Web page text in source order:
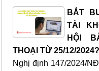
BẮT
TÀI
HỘI
THOẠI TỪ 25/12/2024?
Nghị định 147/2024/